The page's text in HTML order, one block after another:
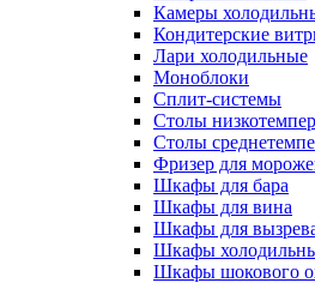
Камеры
Кондитерские
Лари холодильные
Моноблоки
Сплит-системы
Столы
Столы
Фризер для
Шкафы для бара
Шкафы для вина
Шкафы для
Шкафы
Шкафы шокового